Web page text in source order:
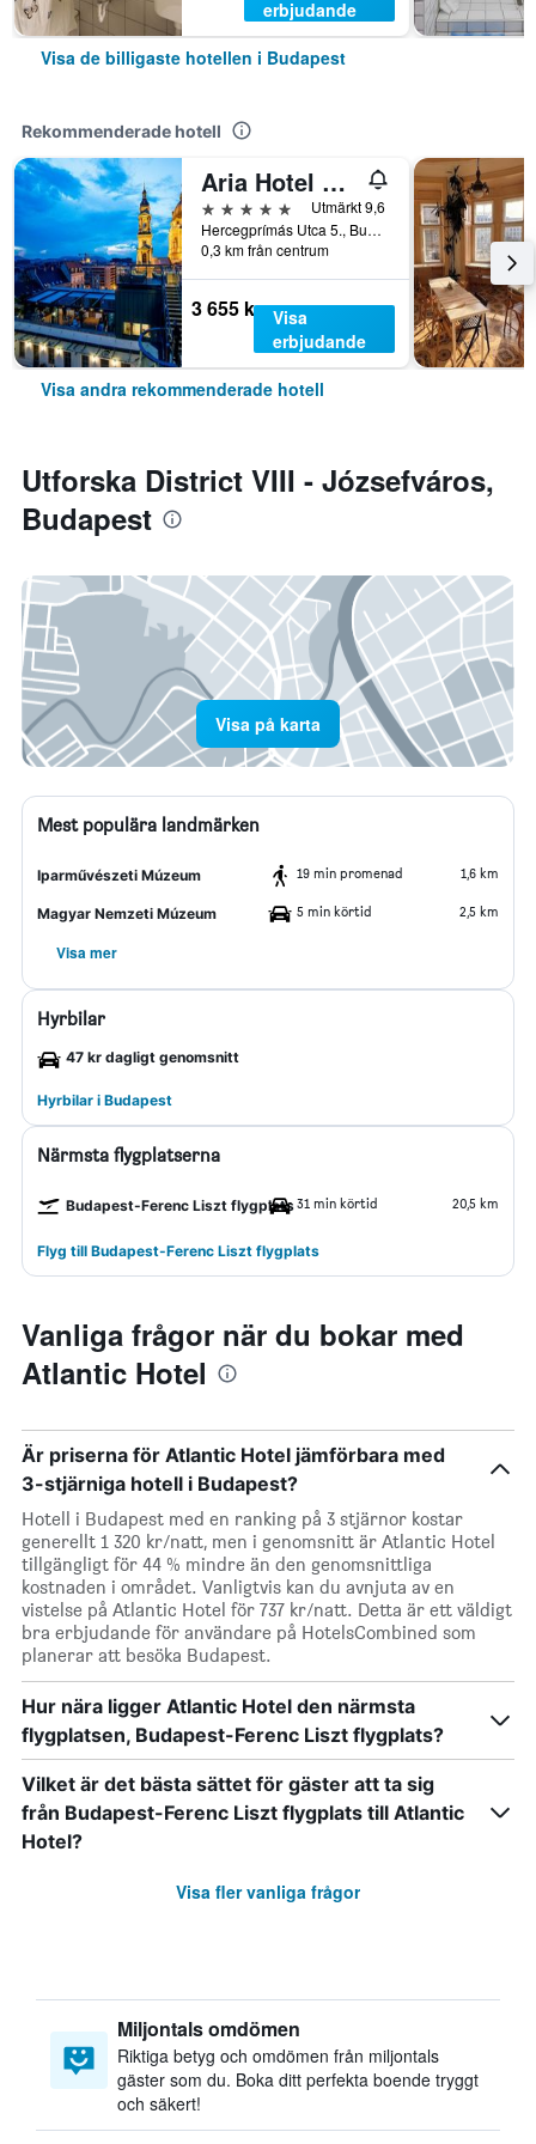
erbjudande
Visa de billigaste hotellen i Budapest
Rekommenderade hotell
Aria Hotel Budapest by Library Hotel Collection
5 stjärnor
Utmärkt 9,6
Hercegprímás Utca 5., Budapest, Ungern
0,3 km från centrum
3 655 kr Visa
erbjudande
Visa andra rekommenderade hotell
Utforska District VIII - Józsefváros,
Budapest
Visa på karta
Mest populära landmärken
Iparművészeti Múzeum 19 min promenad 1,6 km
Magyar Nemzeti Múzeum 5 min körtid 2,5 km
Visa mer
Hyrbilar
47 kr dagligt genomsnitt
Hyrbilar i Budapest
Närmsta flygplatserna
Budapest-Ferenc Liszt flygplats31 min körtid 20,5 km
Flyg till Budapest-Ferenc Liszt flygplats
Vanliga frågor när du bokar med
Atlantic Hotel
Är priserna för Atlantic Hotel jämförbara med
3-stjärniga hotell i Budapest?
Hotell i Budapest med en ranking på 3 stjärnor kostar
generellt 1 320 kr/natt, men i genomsnitt är Atlantic Hotel
tillgängligt för 44 % mindre än den genomsnittliga
kostnaden i området. Vanligtvis kan du avnjuta av en
vistelse på Atlantic Hotel för 737 kr/natt. Detta är ett väldigt
bra erbjudande för användare på HotelsCombined som
planerar att besöka Budapest.
Hur nära ligger Atlantic Hotel den närmsta
flygplatsen, Budapest-Ferenc Liszt flygplats?
Vilket är det bästa sättet för gäster att ta sig
från Budapest-Ferenc Liszt flygplats till Atlantic
Hotel?
Visa fler vanliga frågor
Miljontals omdömen
Riktiga betyg och omdömen från miljontals
gäster som du. Boka ditt perfekta boende tryggt
och säkert!